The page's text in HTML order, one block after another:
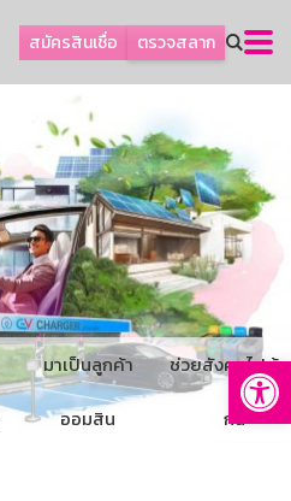
สมัครสินเชื่อ ตรวจสลาก
มาเป็นลูกค้า
ออมสิน
ช่วยสังคมไปด้
กัน